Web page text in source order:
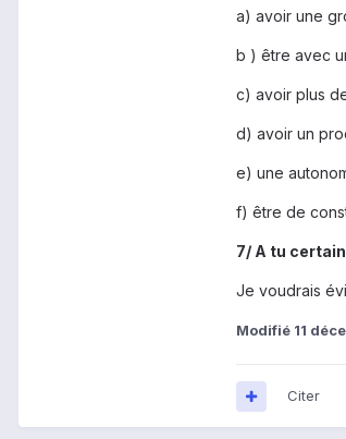
a) avoir une
b ) être avec
c) avoir plus
d) avoir un
e) une
f) être de
7/ A tu
Je voudrais
Modifié 11
Citer